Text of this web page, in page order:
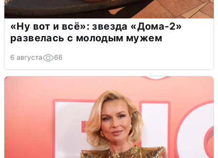
«Ну вот и всё»: звезда «Дома-2»
развелась с молодым мужем
6 августа 66